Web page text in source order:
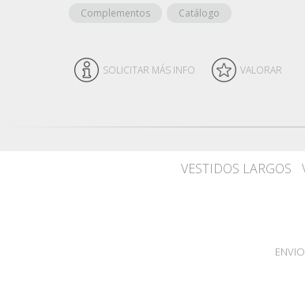
Complementos
Catálogo
SOLICITAR MÁS INFO VALORAR
VESTIDOS LARGOS